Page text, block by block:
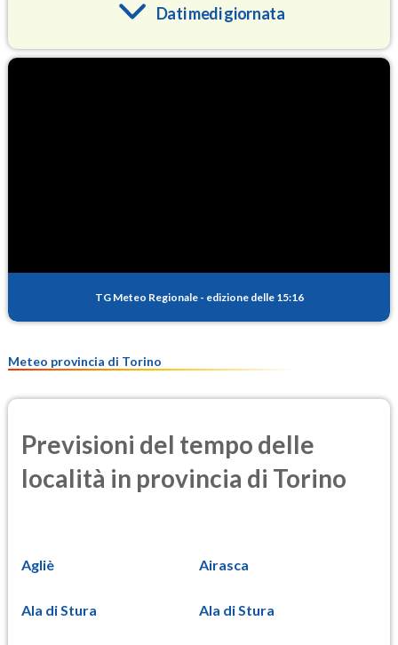
Dati medi giornata
PM25
TG Meteo Regionale - edizione delle 15:16
Meteo provincia di Torino
Previsioni del tempo delle
località in provincia di Torino
Agliè Airasca
Ala di Stura Ala di Stura